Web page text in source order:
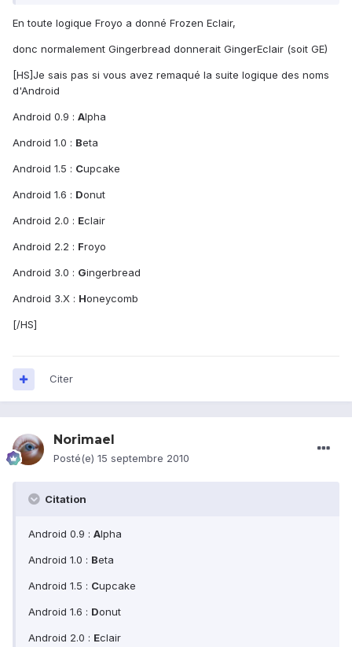
En toute logique Froyo a donné Frozen Eclair,
donc normalement Gingerbread donnerait GingerEclair (soit GE)
[HS]Je sais pas si vous avez remaqué la suite logique des noms
d'Android
Android 0.9 : Alpha
Android 1.0 : Beta
Android 1.5 : Cupcake
Android 1.6 : Donut
Android 2.0 : Eclair
Android 2.2 : Froyo
Android 3.0 : Gingerbread
Android 3.X : Honeycomb
[/HS]
Citer
Norimael
Posté(e) 15 septembre 2010
Citation
Android 0.9 : Alpha
Android 1.0 : Beta
Android 1.5 : Cupcake
Android 1.6 : Donut
Android 2.0 : Eclair